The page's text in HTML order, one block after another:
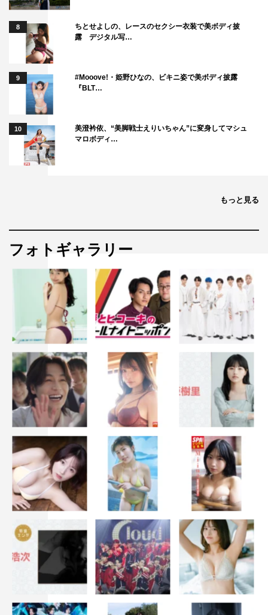
8
ちとせよしの、レースのセクシー衣装で美ボディ披
露 デジタル写…
9
#Mooove!・姫野ひなの、ビキニ姿で美ボディ披露
『BLT…
10
美澄衿依、“美脚戦士えりいちゃん”に変身してマシュ
マロボディ…
もっと見る
フォトギャラリー